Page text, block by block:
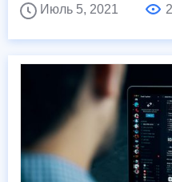
Июль 5, 2021